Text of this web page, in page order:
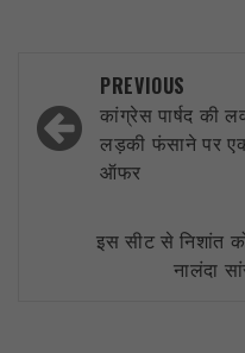
navigation
PREVIOUS
कांग्रेस पार्षद की
लड़की फंसाने पर
ऑफर
इस सीट से निशांत
नालंदा